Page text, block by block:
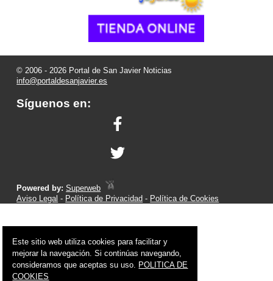
© 2006 - 2026 Portal de San Javier Noticias
info@portaldesanjavier.es
Síguenos en:
Powered by:Superweb
Aviso Legal - Política de Privacidad - Política de Cookies
Este sitio web utiliza cookies para facilitar y
mejorar la navegación. Si continúas navegando,
consideramos que aceptas su uso. POLITICA DE
COOKIES